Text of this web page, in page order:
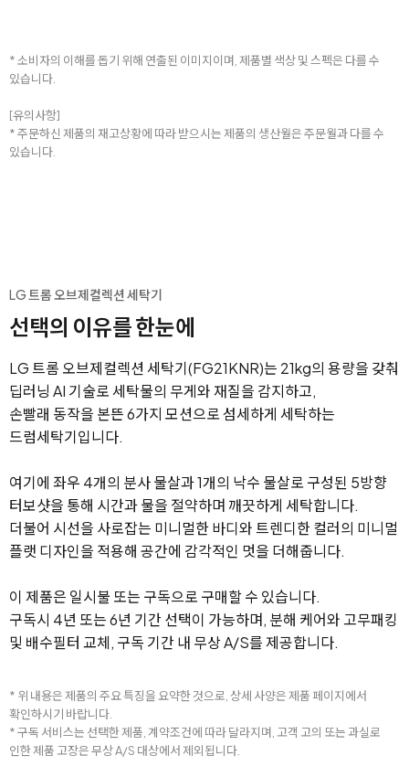
* 소비자의 이해를 돕기 위해 연출된 이미지이며, 제품별 색상 및 스펙은 다를 수
있습니다.
[유의사항]
* 주문하신 제품의 재고상황에 따라 받으시는 제품의 생산월은 주문월과 다를 수
있습니다.
LG 트롬 오브제컬렉션 세탁기
선택의 이유를 한눈에
LG 트롬 오브제컬렉션 세탁기(FG21KNR)는 21kg의 용량을 갖춰
딥러닝 AI 기술로 세탁물의 무게와 재질을 감지하고,
손빨래 동작을 본뜬 6가지 모션으로 섬세하게 세탁하는
드럼세탁기입니다.
여기에 좌우 4개의 분사 물살과 1개의 낙수 물살로 구성된 5방향
터보샷을 통해 시간과 물을 절약하며 깨끗하게 세탁합니다.
더불어 시선을 사로잡는 미니멀한 바디와 트렌디한 컬러의 미니멀
플랫 디자인을 적용해 공간에 감각적인 멋을 더해줍니다.
이 제품은 일시불 또는 구독으로 구매할 수 있습니다.
구독시 4년 또는 6년 기간 선택이 가능하며, 분해 케어와 고무패킹
및 배수필터 교체, 구독 기간 내 무상 A/S를 제공합니다.
* 위 내용은 제품의 주요 특징을 요약한 것으로, 상세 사양은 제품 페이지에서
확인하시기 바랍니다.
* 구독 서비스는 선택한 제품, 계약조건에 따라 달라지며, 고객 고의 또는 과실로
인한 제품 고장은 무상 A/S 대상에서 제외됩니다.